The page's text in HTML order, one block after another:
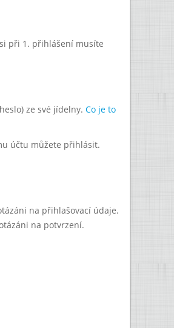
při 1. přihlášení musíte
ze své jídelny. Co je to
účtu můžete přihlásit.
na přihlašovací údaje.
na potvrzení.